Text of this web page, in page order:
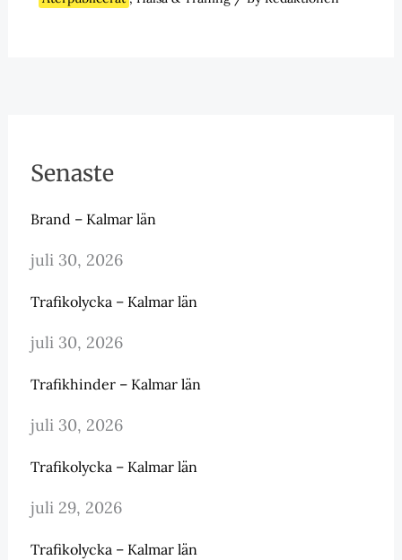
Senaste
Brand – Kalmar län
juli 30, 2026
Trafikolycka – Kalmar län
juli 30, 2026
Trafikhinder – Kalmar län
juli 30, 2026
Trafikolycka – Kalmar län
juli 29, 2026
Trafikolycka – Kalmar län